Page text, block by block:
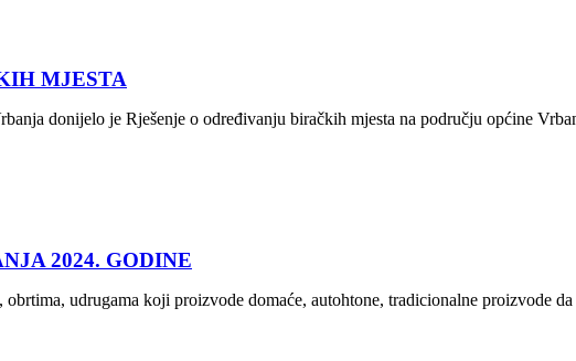
MJESTA
donijelo je Rješenje o određivanju biračkih mjesta na području općine
2024. GODINE
udrugama koji proizvode domaće, autohtone, tradicionalne proizvode